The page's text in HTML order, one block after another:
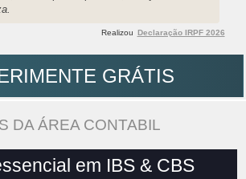
Realizou Declaração IRPF 2026
GRÁTIS
DA ÁREA CONTABIL
em IBS & CBS